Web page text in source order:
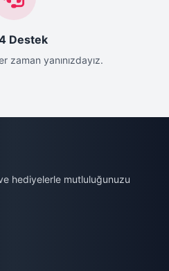
Destek
zaman yanınızdayız.
hediyelerle mutluluğunuzu